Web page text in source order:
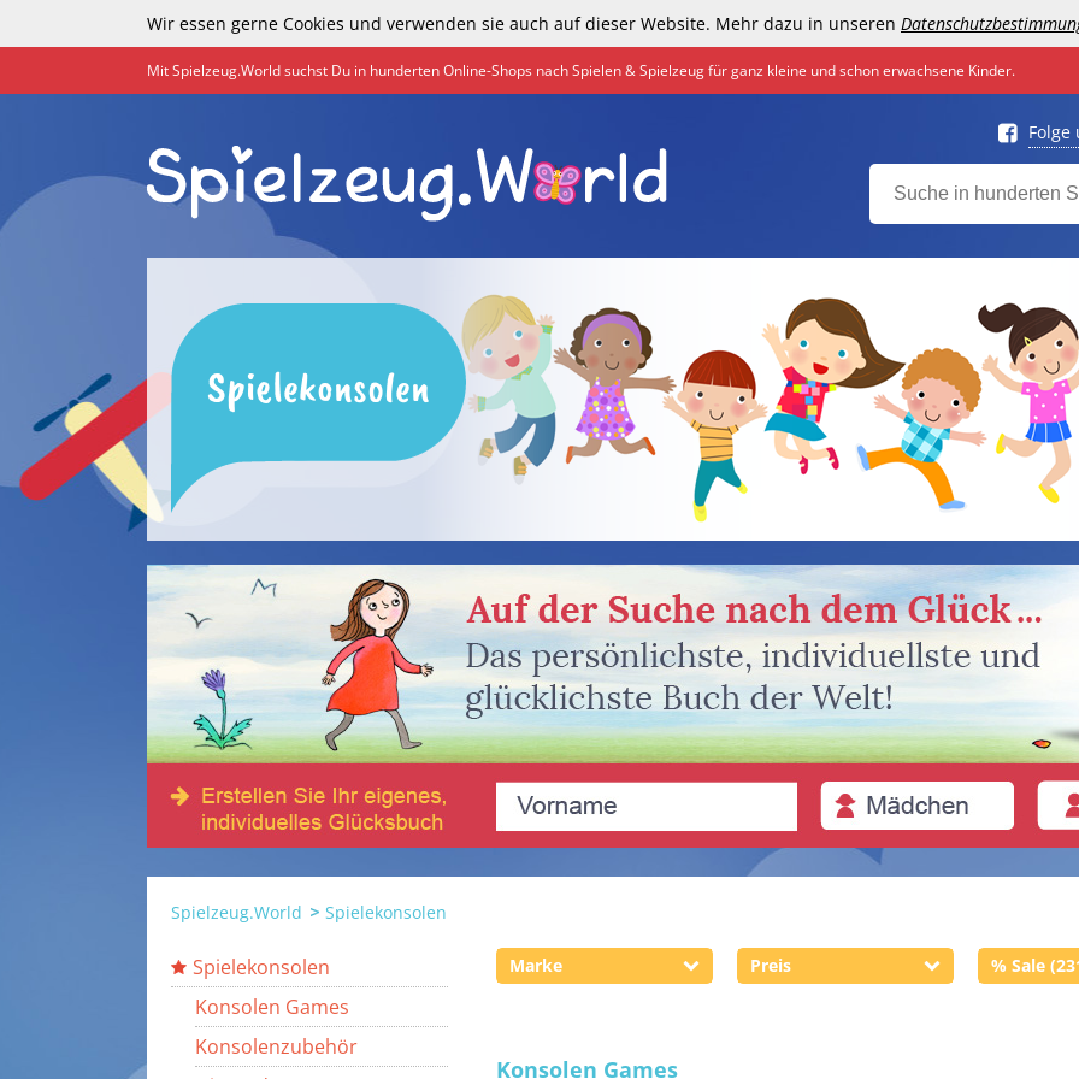
Wir essen gerne Cookies und verwenden sie auch auf dieser Website. Mehr dazu in unseren
Mit Spielzeug.World suchst Du in hunderten Online-Shops nach Spielen & Spielzeug für ganz kleine und schon erwachsene Kinder.
Folge
Spielekonsolen
Spielzeug.World Spielekonsolen
Spielekonsolen
Konsolen Games
Konsolenzubehör
Marke Preis % Sale
Konsolen Games